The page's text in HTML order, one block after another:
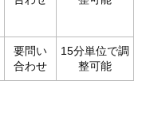
要問い
合わせ
15分単位で調
整可能